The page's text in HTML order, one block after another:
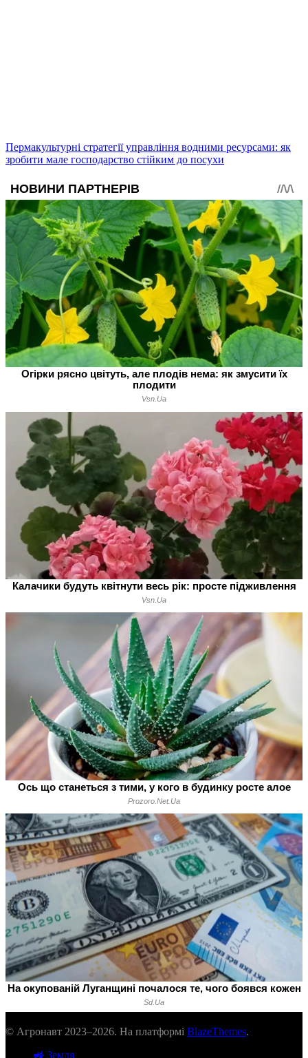
Пермакультурні стратегії управління водними ресурсами: як
зробити мале господарство стійким до посухи
© Агронавт 2023–2026. На платформі BlazeThemes.
🚜 Земля